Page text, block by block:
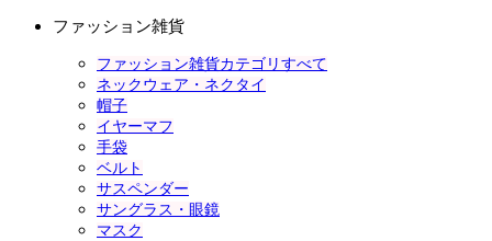
ファッション雑貨
ファッション雑貨カテゴリすべて
ネックウェア・ネクタイ
帽子
イヤーマフ
手袋
ベルト
サスペンダー
サングラス・眼鏡
マスク